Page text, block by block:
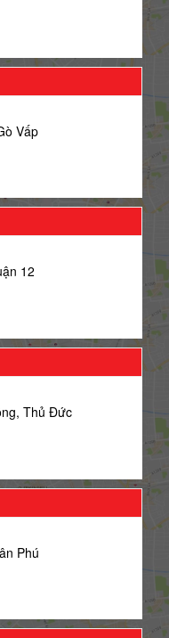
Vấp
12
Thủ Đức
Phú